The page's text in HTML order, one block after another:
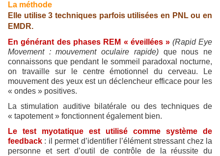
La méthode
Elle utilise 3 techniques parfois utilisées en PNL ou en
EMDR.
En générant des phases REM « éveillées » (Rapid Eye
Movement : mouvement oculaire rapide)que nous ne
connaissons que pendant le sommeil paradoxal nocturne,
on travaille sur le centre émotionnel du cerveau. Le
mouvement des yeux est un déclencheur efficace pour les
« ondes » positives.
La stimulation auditive bilatérale ou des techniques de
« tapotement » fonctionnent également bien.
Le test myotatique
est utilisé comme système de
feedback : il permet d’identifier l’élément stressant chez la
personne et sert d’outil de contrôle de la réussite du